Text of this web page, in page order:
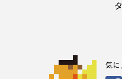
気